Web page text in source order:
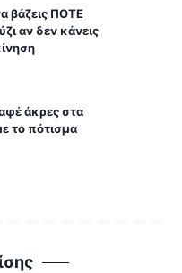
βάζεις ΠΟΤΕ
αν δεν κάνεις
άκρες στα
το πότισμα